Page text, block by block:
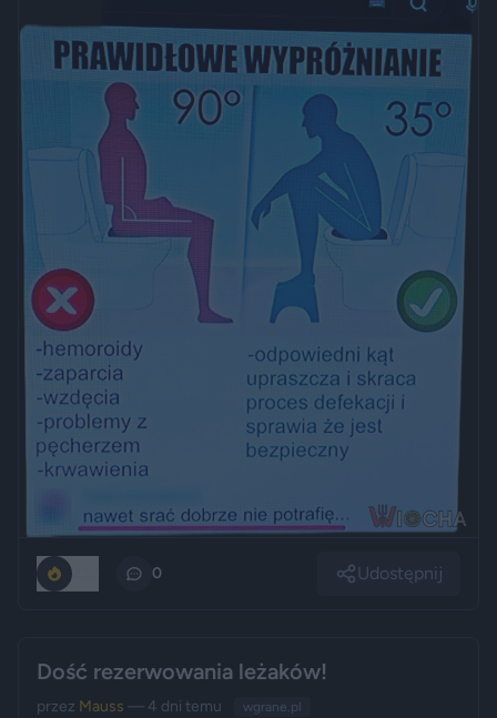
0 Udostępnij
Dość rezerwowania leżaków!
przez Mauss — 4 dni temu wgrane.pl